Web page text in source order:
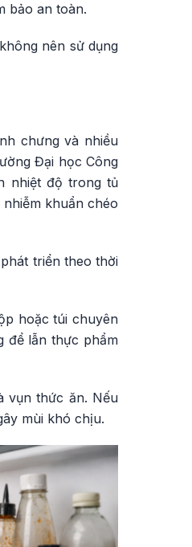
bảo an toàn.
nên sử dụng
chưng và nhiều
Đại học Công
nhiệt độ trong tủ
khuẩn chéo
triển theo thời
hoặc túi chuyên
để lẫn thực phẩm
vụn thức ăn. Nếu
mùi khó chịu.